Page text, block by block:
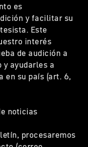
es
y facilitar su
Este
interés
de audición a
ayudarles a
en su país (art. 6,
noticias
procesaremos